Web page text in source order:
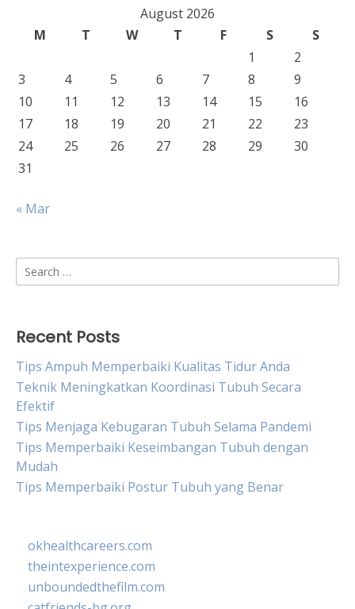
August 2026
M
T W T F S
S
1
2
3
4 5 6 7 8
9
10
11 12 13 14 15
16
17
18 19 20 21 22
23
24
25 26 27 28 29
30
31
« Mar
Search
for:
Recent Posts
Tips Ampuh Memperbaiki Kualitas Tidur Anda
Teknik Meningkatkan Koordinasi Tubuh Secara
Efektif
Tips Menjaga Kebugaran Tubuh Selama Pandemi
Tips Memperbaiki Keseimbangan Tubuh dengan
Mudah
Tips Memperbaiki Postur Tubuh yang Benar
okhealthcareers.com
theintexperience.com
unboundedthefilm.com